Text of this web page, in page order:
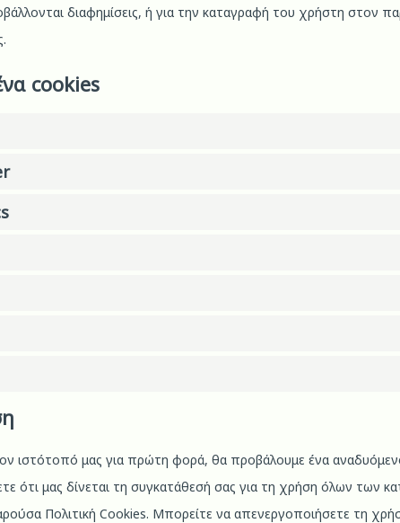
διαφημίσεις, ή για την καταγραφή του χρήστη στον
cookies
ιστότοπό μας για πρώτη φορά, θα προβάλουμε ένα
ότι μας δίνεται τη συγκατάθεσή σας για τη χρήση όλων των
Πολιτική Cookies. Μπορείτε να απενεργοποιήσετε τη